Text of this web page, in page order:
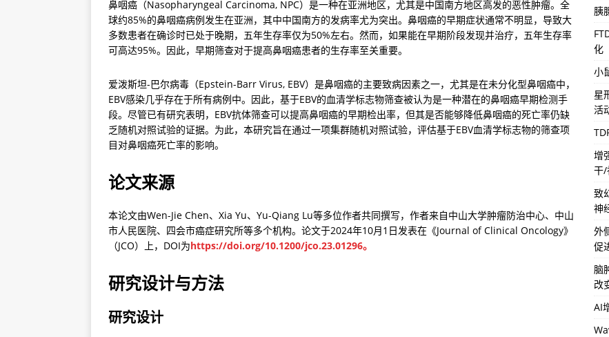
鼻咽癌（Nasopharyngeal Carcinoma, NPC）是一种在亚洲地区，尤其是中国南方地区高发的恶性肿瘤。全
球约85%的鼻咽癌病例发生在亚洲，其中中国南方的发病率尤为突出。鼻咽癌的早期症状通常不明显，导致大
多数患者在确诊时已处于晚期，五年生存率仅为50%左右。然而，如果能在早期阶段发现并治疗，五年生存率
可高达95%。因此，早期筛查对于提高鼻咽癌患者的生存率至关重要。
爱泼斯坦-巴尔病毒（Epstein-Barr Virus, EBV）是鼻咽癌的主要致病因素之一，尤其是在未分化型鼻咽癌中，
EBV感染几乎存在于所有病例中。因此，基于EBV的血清学标志物筛查被认为是一种潜在的鼻咽癌早期检测手
段。尽管已有研究表明，EBV抗体筛查可以提高鼻咽癌的早期检出率，但其是否能够降低鼻咽癌的死亡率仍缺
乏随机对照试验的证据。为此，本研究旨在通过一项集群随机对照试验，评估基于EBV血清学标志物的筛查项
目对鼻咽癌死亡率的影响。
论文来源
本论文由Wen-Jie Chen、Xia Yu、Yu-Qiang Lu等多位作者共同撰写，作者来自中山大学肿瘤防治中心、中山
市人民医院、四会市癌症研究所等多个机构。论文于2024年10月1日发表在《Journal of Clinical Oncology》
（JCO）上，DOI为https://doi.org/10.1200/jco.23.01296。
研究设计与方法
研究设计
胰
化
小
星
活
增
干/
致
神
外
促
脑
改
AI